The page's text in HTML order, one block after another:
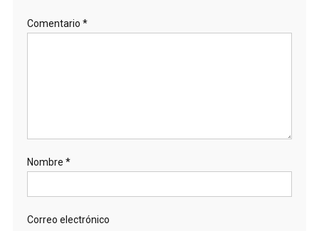
Comentario *
Nombre *
Correo electrónico